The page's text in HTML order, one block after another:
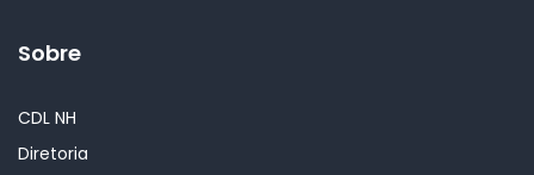
Sobre
CDL NH
Diretoria